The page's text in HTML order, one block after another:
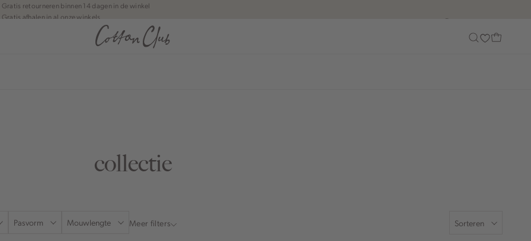
Gratis retourneren binnen 14 dagen in de winkel
Gratis afhalen in al onze winkels
Jouw bestelling wordt binnen 1 tot 5 dagen bezorgd
Betaal zoals jij wilt: o.a. Bancontact, Riverty, Apple pay & creditcard
collectie
Pasvorm Mouwlengte Sorteren
Meer filters